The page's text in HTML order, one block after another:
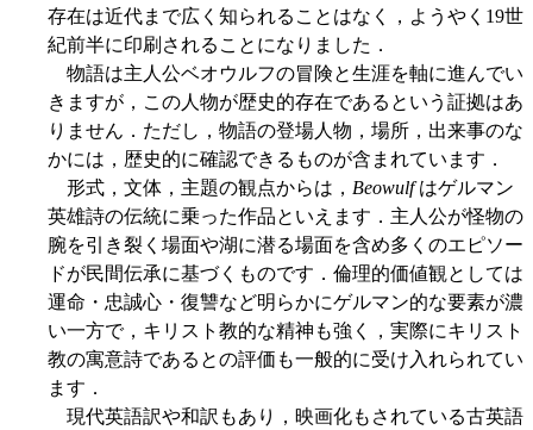
存在は近代まで広く知られることはなく，ようやく19世
紀前半に印刷されることになりました．
物語は主人公ベオウルフの冒険と生涯を軸に進んでい
きますが，この人物が歴史的存在であるという証拠はあ
りません．ただし，物語の登場人物，場所，出来事のな
かには，歴史的に確認できるものが含まれています．
形式，文体，主題の観点からは， Beowulfはゲルマン
英雄詩の伝統に乗った作品といえます．主人公が怪物の
腕を引き裂く場面や湖に潜る場面を含め多くのエピソー
ドが民間伝承に基づくものです．倫理的価値観としては
運命・忠誠心・復讐など明らかにゲルマン的な要素が濃
い一方で，キリスト教的な精神も強く，実際にキリスト
教の寓意詩であるとの評価も一般的に受け入れられてい
ます．
現代英語訳や和訳もあり，映画化もされている古英語